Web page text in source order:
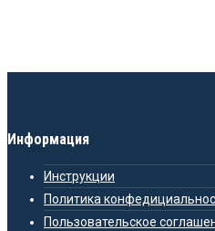
Информация
Инструкции
Политика
Пользовательское